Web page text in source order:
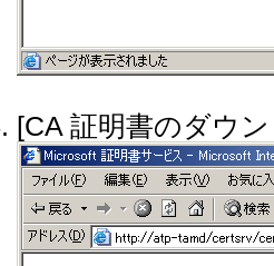
[CA 証明書のダウ